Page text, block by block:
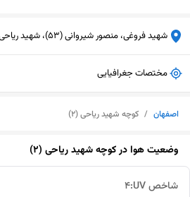
شهید فروغی، منصور شیروانی (53)، شهید ریاحی (2)، بین شاهرخ و افشین
مختصات جغرافیایی
اصفهان / کوچه شهید ریاحی (۲)
وضعیت هوا درکوچه شهید ریاحی (۲)
شاخص UV: 4